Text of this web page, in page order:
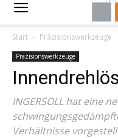
Start Präzisionswerkzeuge
Präzisionswerkzeuge
INGERSOLL hat eine
Verhältnisse